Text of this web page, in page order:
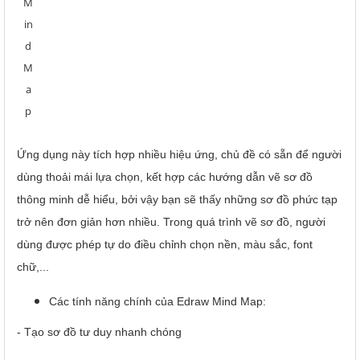
in
d
M
a
p
Ứng dụng này tích hợp nhiều hiệu ứng, chủ đề có sẵn để người
dùng thoải mái lựa chọn, kết hợp các hướng dẫn vẽ sơ đồ
thông minh dễ hiểu, bởi vậy bạn sẽ thấy những sơ đồ phức tạp
trở nên đơn giản hơn nhiều. Trong quá trình vẽ sơ đồ, người
dùng được phép tự do điều chỉnh chọn nền, màu sắc, font
chữ,...
Các tính năng chính của Edraw Mind Map:
- Tạo sơ đồ tư duy nhanh chóng